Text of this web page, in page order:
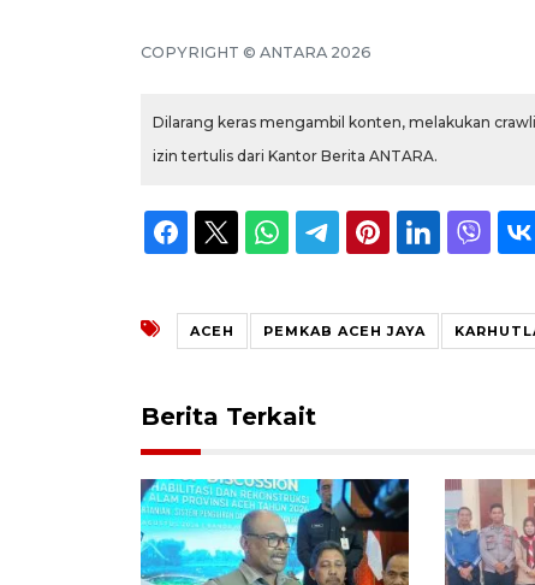
COPYRIGHT © ANTARA 2026
Dilarang keras mengambil konten, melakukan
izin tertulis dari Kantor Berita ANTARA.
ACEH PEMKAB ACEH JAYA
Berita Terkait